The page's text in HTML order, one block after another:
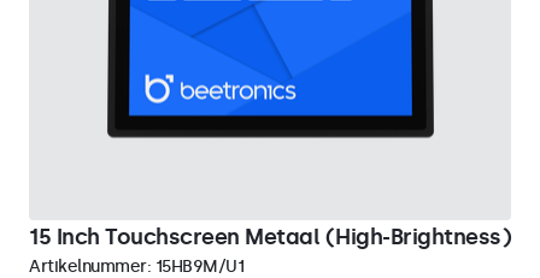
15 Inch Touchscreen Metaal (High-Brightness)
Artikelnummer: 15HB9M/U1